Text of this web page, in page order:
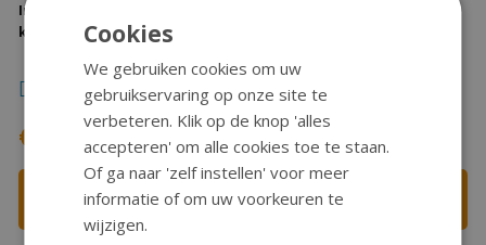
Inlaatspruitstuk Tomos A35 25
km/h origin type met oliepomp
Verzending na 1-2
werkdagen
€28,50
Bestellen
Inlaatspruitstuk Tomos A35 25
Verzending na 1-2
werkdagen
€25,80
Bestellen
Cookies
We gebruiken cookies om uw
gebruikservaring op onze site te
verbeteren. Klik op de knop 'alles
accepteren' om alle cookies toe te staan.
Of ga naar 'zelf instellen' voor meer
informatie of om uw voorkeuren te
wijzigen.